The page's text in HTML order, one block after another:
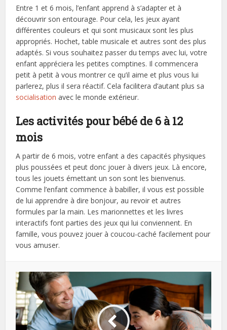
Entre 1 et 6 mois, l’enfant apprend à s’adapter et à
découvrir son entourage. Pour cela, les jeux ayant
différentes couleurs et qui sont musicaux sont les plus
appropriés. Hochet, table musicale et autres sont des plus
adaptés. Si vous souhaitez passer du temps avec lui, votre
enfant appréciera les petites comptines. Il commencera
petit à petit à vous montrer ce qu’il aime et plus vous lui
parlerez, plus il sera réactif. Cela facilitera d’autant plus sa
socialisation avec le monde extérieur.
Les activités pour bébé de 6 à 12
mois
A partir de 6 mois, votre enfant a des capacités physiques
plus poussées et peut donc jouer à divers jeux. Là encore,
tous les jouets émettant un son sont les bienvenus.
Comme l’enfant commence à babiller, il vous est possible
de lui apprendre à dire bonjour, au revoir et autres
formules par la main. Les marionnettes et les livres
interactifs font parties des jeux qui lui conviennent. En
famille, vous pouvez jouer à coucou-caché facilement pour
vous amuser.